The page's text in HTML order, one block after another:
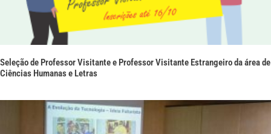
Seleção de Professor Visitante e Professor Visitante Estrangeiro da área de
Ciências Humanas e Letras